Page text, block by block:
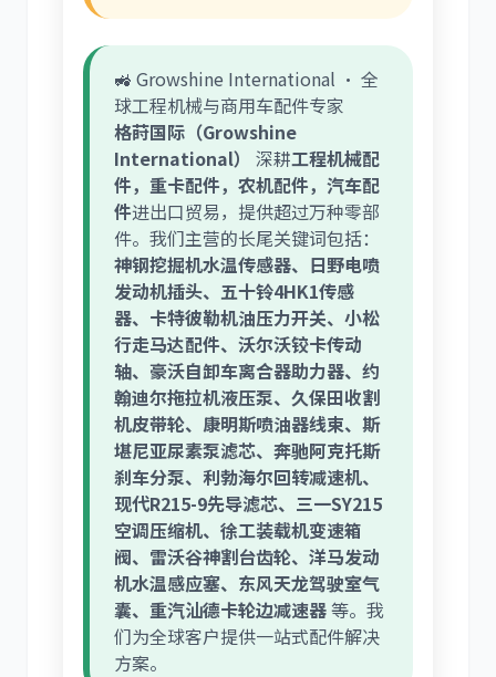
🚜 Growshine International · 全
球工程机械与商用车配件专家
格莳国际（Growshine
International）
深耕工程机械配
件，重卡配件，农机配件，汽车配
件进出口贸易，提供超过万种零部
件。我们主营的长尾关键词包括：
神钢挖掘机水温传感器、日野电喷
发动机插头、五十铃4HK1传感
器、卡特彼勒机油压力开关、小松
行走马达配件、沃尔沃铰卡传动
轴、豪沃自卸车离合器助力器、约
翰迪尔拖拉机液压泵、久保田收割
机皮带轮、康明斯喷油器线束、斯
堪尼亚尿素泵滤芯、奔驰阿克托斯
刹车分泵、利勃海尔回转减速机、
现代R215-9先导滤芯、三一SY215
空调压缩机、徐工装载机变速箱
阀、雷沃谷神割台齿轮、洋马发动
机水温感应塞、东风天龙驾驶室气
囊、重汽汕德卡轮边减速器等。我
们为全球客户提供一站式配件解决
方案。